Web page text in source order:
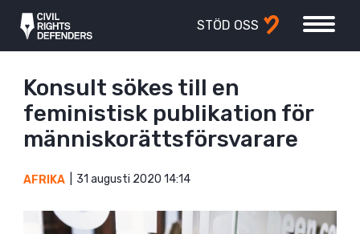
STÖD OSS
Konsult sökes till en
feministisk publikation för
människorättsförsvarare
AFRIKA 31 augusti 2020 14:14